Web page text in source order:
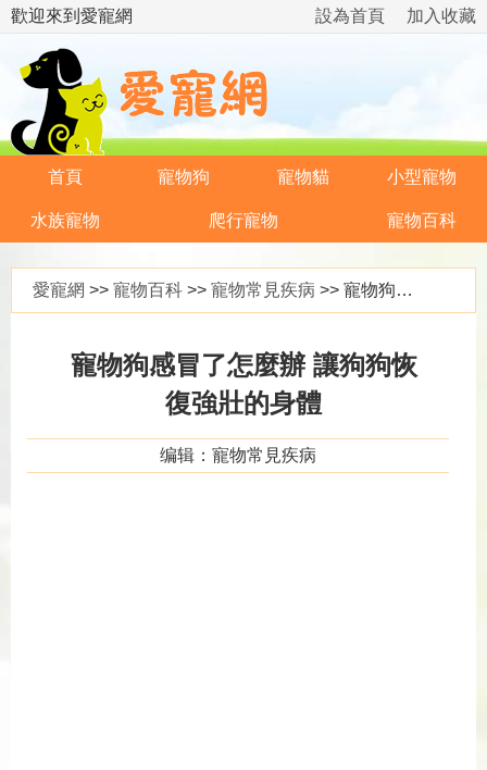
歡迎來到愛寵網 加入收藏
設為首頁
首頁 寵物狗 寵物貓 小型寵物
水族寵物 爬行寵物 寵物百科
愛寵網 >> 寵物百科 >> 寵物常見疾病 >> 寵物狗感冒了怎麼辦 讓狗狗恢復強壯的身體
寵物狗感冒了怎麼辦 讓狗狗恢
復強壯的身體
编辑：寵物常見疾病